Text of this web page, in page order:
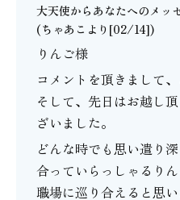
大天使からあなたへのメッ
(ちゃあこ より[02/14])
りんご様
コメントを頂きまして
そして、先日はお越し
ざいました。
どんな時でも思い遣り
合っていらっしゃるり
職場に巡り合えると思